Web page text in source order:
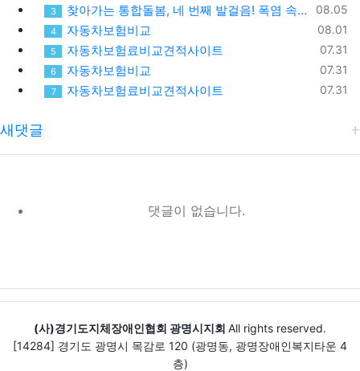
등록일
08.05
3 찾아가는 통합돌봄, 네 번째 발걸음! 폭염 속 가장 먼저 찾아간 따뜻한 안부
등록일
08.01
4 자동차보험비교
등록일
07.31
5 자동차보험료비교견적사이트
등록일
07.31
6 자동차보험비교
등록일
07.31
7 자동차보험료비교견적사이트
새댓글
댓글이 없습니다.
(사)경기도지체장애인협회 광명시지회 All rights reserved.
[14284] 경기도 광명시 목감로 120 (광명동, 광명장애인복지타운 4
층)